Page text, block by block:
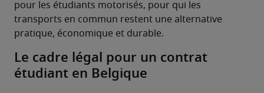
pour les étudiants motorisés, pour qui les
transports en commun restent une alternative
pratique, économique et durable.
Le cadre légal pour un contrat
étudiant en Belgique